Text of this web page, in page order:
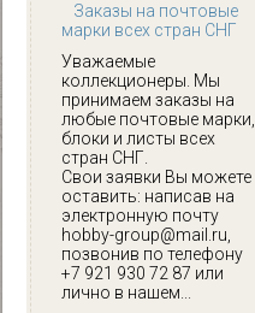
Заказы на почтовые
марки всех стран СНГ
Уважаемые
коллекционеры. Мы
принимаем заказы на
любые почтовые марки,
блоки и листы всех
стран СНГ.
Свои заявки Вы можете
оставить: написав на
электронную почту
hobby-group@mail.ru,
позвонив по телефону
+7 921 930 72 87 или
лично в нашем...